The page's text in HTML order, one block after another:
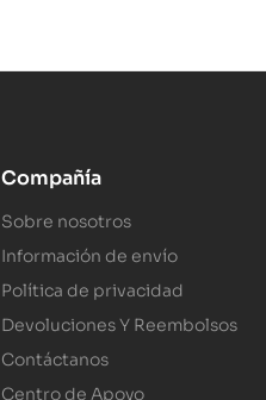
Compañía
Sobre nosotros
Información de envío
Política de privacidad
Devoluciones Y Reembolsos
Contáctanos
Centro de Apoyo